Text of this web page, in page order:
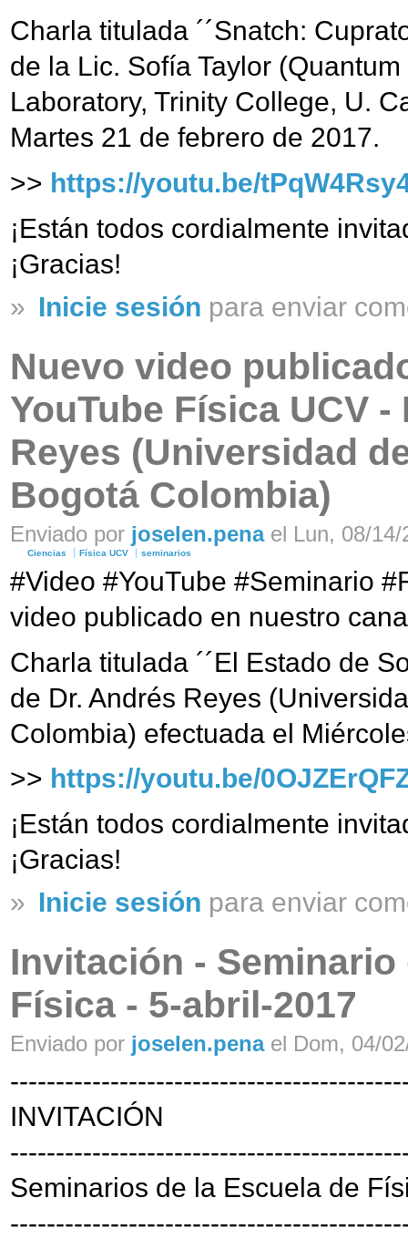
Charla titulada ´´Snatch:
de la Lic. Sofía Taylor
Laboratory, Trinity College, U.
Martes 21 de febrero de 2017.
>> https://youtu.be/
¡Están todos cordialmente
¡Gracias!
» Inicie sesión para enviar
Nuevo video
YouTube Física UCV -
Reyes (Universidad
Bogotá Colombia)
Enviado por joselen.penael Lun, 08/14/
Ciencias Física UCV seminarios
#Video #YouTube #Seminario
video publicado en nuestro
Charla titulada ´´El Estado de
de Dr. Andrés Reyes
Colombia) efectuada el
>> https://youtu.be/
¡Están todos cordialmente
¡Gracias!
» Inicie sesión para enviar
Invitación - Seminario
Física - 5-abril-2017
Enviado por joselen.penael Dom, 04/
INVITACIÓN
Seminarios de la Escuela de